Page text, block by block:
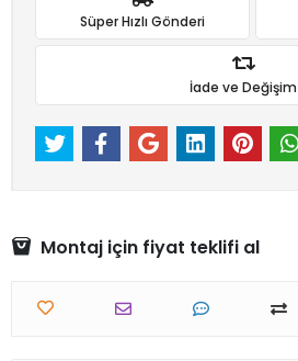
Süper Hızlı Gönderi
İade ve Değişim
Montaj için fiyat teklifi al